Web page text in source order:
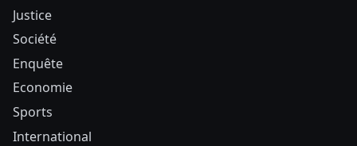
Justice
Société
Enquête
Economie
Sports
International